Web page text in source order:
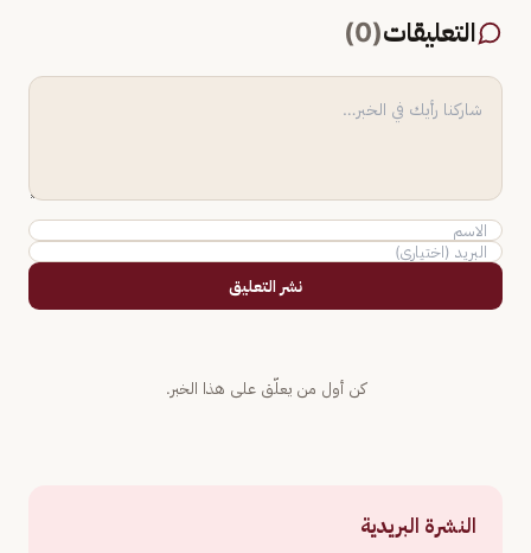
التعليقات(
0
)
نشر التعليق
كن أول من يعلّق على هذا الخبر.
النشرة البريدية